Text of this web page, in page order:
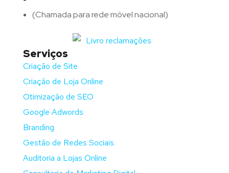
(Chamada para rede móvel nacional)
Serviços
Criação de Site
Criação de Loja Online
Otimização de SEO
Google Adwords
Branding
Gestão de Redes Sociais
Auditoria a Lojas Online